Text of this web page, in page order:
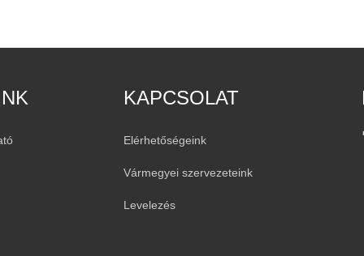
KAPCSOLAT
Elérhetőségeink
Vármegyei szervezeteink
Levelezés